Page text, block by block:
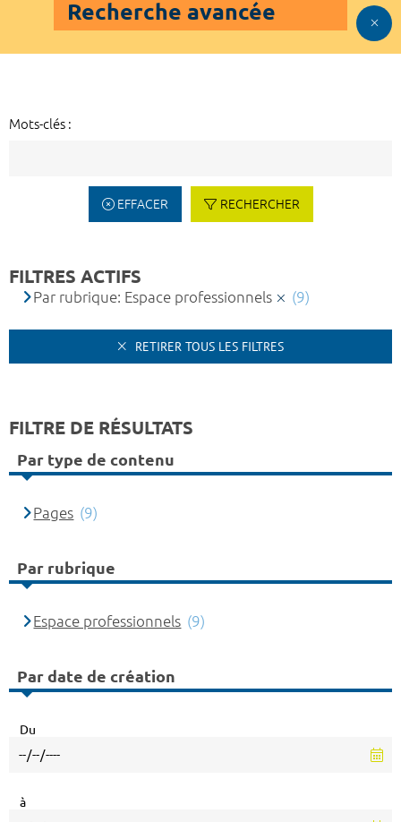
Recherche avancée
Mots-clés :
EFFACER RECHERCHER
FILTRES ACTIFS
Par rubrique: Espace professionnels (9)
RETIRER TOUS LES FILTRES
FILTRE DE RÉSULTATS
Par type de contenu
Pages (9)
Par rubrique
Espace professionnels (9)
Par date de création
Du
à